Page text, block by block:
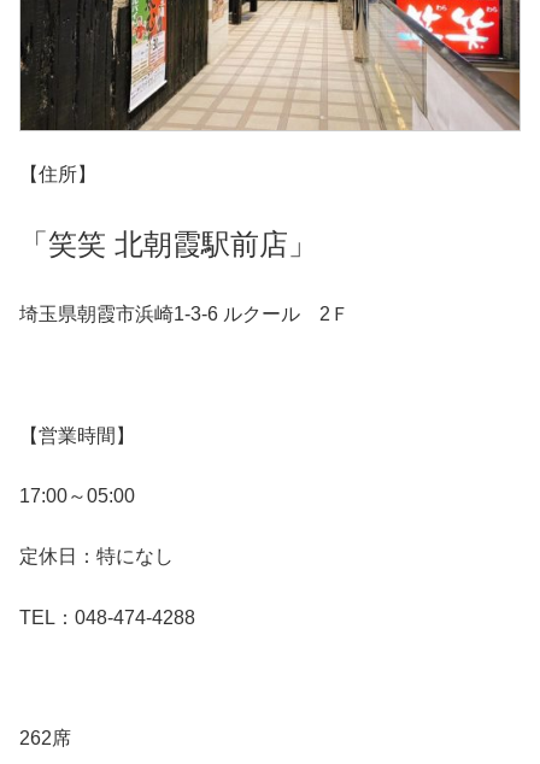
【住所】
「笑笑 北朝霞駅前店」
埼玉県朝霞市浜崎1-3-6 ルクール 2Ｆ
【営業時間】
17:00～05:00
定休日：特になし
TEL：048-474-4288
262席